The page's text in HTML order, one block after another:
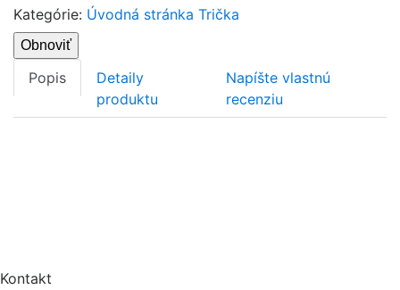
Kategórie: Úvodná stránka Trička
Popis
Detaily
produktu
Napíšte vlastnú
recenziu
Kontakt